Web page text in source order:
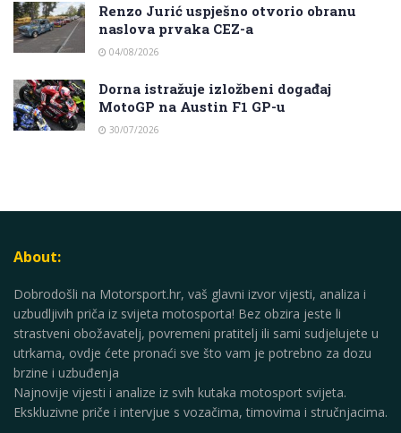
Renzo Jurić uspješno otvorio obranu
naslova prvaka CEZ-a
04/08/2026
Dorna istražuje izložbeni događaj
MotoGP na Austin F1 GP-u
30/07/2026
About:
Dobrodošli na Motorsport.hr, vaš glavni izvor vijesti, analiza i
uzbudljivih priča iz svijeta motosporta! Bez obzira jeste li
strastveni obožavatelj, povremeni pratitelj ili sami sudjelujete u
utrkama, ovdje ćete pronaći sve što vam je potrebno za dozu
brzine i uzbuđenja
Najnovije vijesti i analize iz svih kutaka motosport svijeta.
Ekskluzivne priče i intervjue s vozačima, timovima i stručnjacima.